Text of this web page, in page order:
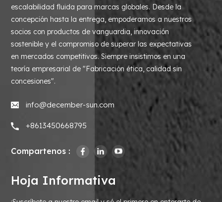
escalabilidad fluida para marcas globales. Desde la
concepción hasta la entrega, empoderamos a nuestros
socios con productos de vanguardia, innovación
sostenible y el compromiso de superar las expectativas
en mercados competitivos. Siempre insistimos en una
teoría empresarial de "Fabricación ética, calidad sin
concesiones".
info@december-sun.com
+8613450668795
Compartenos :
Hoja Informativa